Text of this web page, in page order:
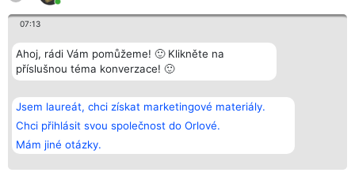
07:13
Ahoj, rádi Vám pomůžeme! 🙂 Klikněte na
příslušnou téma konverzace! 🙂
Jsem laureát, chci získat marketingové materiály.
Chci přihlásit svou společnost do Orlové.
Mám jiné otázky.
Bright Side Solutions sp. z o.
o. sp. k.
ul. Ruska 22
Wrocław 50-079
KRS 0000749100 | Regon
381313360 | NIP 8943132676
Vítězové
Seznam všech
laureátů
Zásady
Zásady
Kontakt